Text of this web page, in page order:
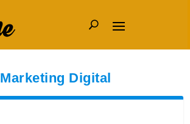
Marketing Digital